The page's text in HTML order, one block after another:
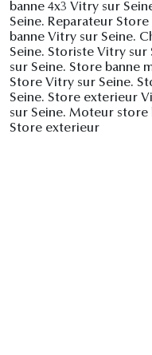
banne 4x3 Vitry sur
Seine. Reparateur
banne Vitry sur Seine.
Seine. Storiste Vitry sur
sur Seine. Store banne
Store Vitry sur Seine.
Seine. Store exterieur
sur Seine. Moteur store
Store exterieur